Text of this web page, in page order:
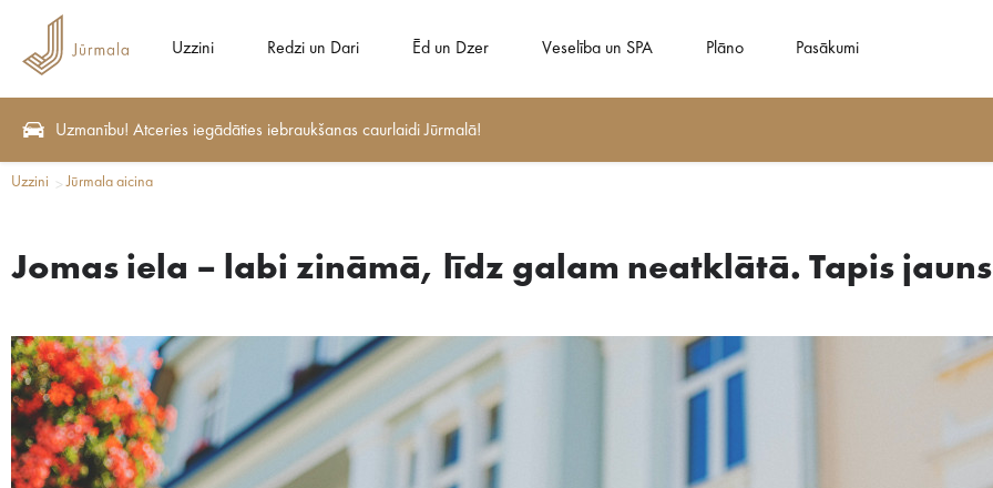
Uzzini Redzi un Dari Ēd un Dzer Veselība un SPA Plāno Pasākumi
Uzmanību! Atceries iegādāties iebraukšanas caurlaidi Jūrmalā!
Uzzini Jūrmala aicina
Jomas iela – labi zināmā, līdz galam neatklātā. Tapis